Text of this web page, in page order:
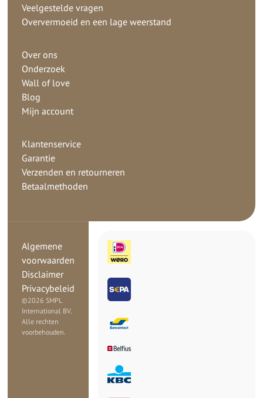
Veelgestelde vragen
Oververmoeid en een lage weerstand
Over ons
Onderzoek
Wall of love
Blog
Mijn account
Klantenservice
Garantie
Verzenden en retourneren
Betaalmethoden
Algemene
voorwaarden
Disclaimer
Privacybeleid
©2026 SMPL
International BV.
Alle rechten
voorbehouden.